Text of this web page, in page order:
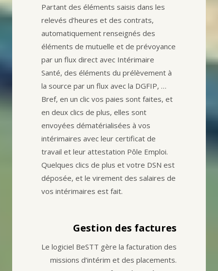
Partant des éléments saisis dans les
relevés d’heures et des contrats,
automatiquement renseignés des
éléments de mutuelle et de prévoyance
par un flux direct avec Intérimaire
Santé, des éléments du prélèvement à
la source par un flux avec la DGFIP, …
Bref, en un clic vos paies sont faites, et
en deux clics de plus, elles sont
envoyées dématérialisées à vos
intérimaires avec leur certificat de
travail et leur attestation Pôle Emploi.
Quelques clics de plus et votre DSN est
déposée, et le virement des salaires de
vos intérimaires est fait.
Gestion des factures
Le logiciel BeSTT gère la facturation des
missions d’intérim et des placements.